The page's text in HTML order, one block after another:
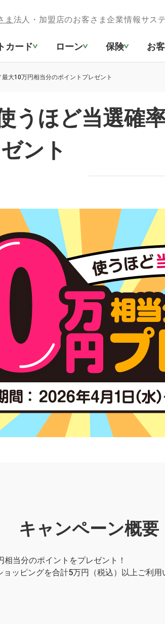
ま 法人・加盟店のお客さま企業情報サス
カード ローン 保険 お
大10万円相当分のポイントプレゼント
うほど当選確
ント
キャンペーン概要
当分のポイントをプレゼント！
ッピングを合計5万円（税込）以上ご利